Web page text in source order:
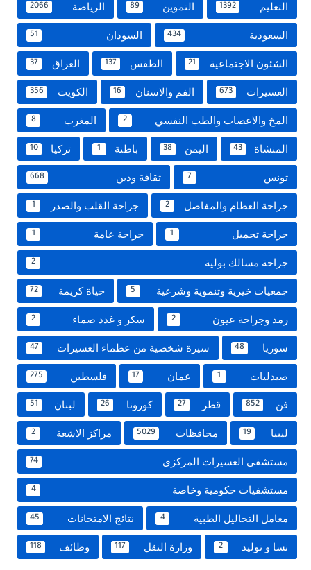
التعليم 1392 التموين 89 الرياضة 2066
السعودية 434 السودان 51
الشئون الاجتماعية 21 الطقس 137 العراق 37
العسيرات 673 الفم والاسنان 16 الكويت 356
المخ والاعصاب والطب النفسي 2 المغرب 8
المنشاة 43 اليمن 38 باطنة 1 تركيا 10
تونس 7 ثقافة ودين 668
جراحة العظام والمفاصل 2 جراحة القلب والصدر 1
جراحة تجميل 1 جراحة عامة 1
جراحة مسالك بولية 2
جمعيات خيرية وتنموية وشرعية 5 حياة كريمة 72
رمد وجراحة عيون 2 سكر و غدد صماء 2
سوريا 48 سيرة شخصية من عظماء العسيرات 47
صيدليات 1 عمان 17 فلسطين 275
فن 852 قطر 27 كورونا 26 لبنان 51
ليبيا 19 محافظات 5029 مراكز الاشعة 2
مستشفى العسيرات المركزى 74
مستشفيات حكومية وخاصة 4
معامل التحاليل الطبية 4 نتائج الامتحانات 45
نسا و توليد 2 وزارة النقل 117 وظائف 118